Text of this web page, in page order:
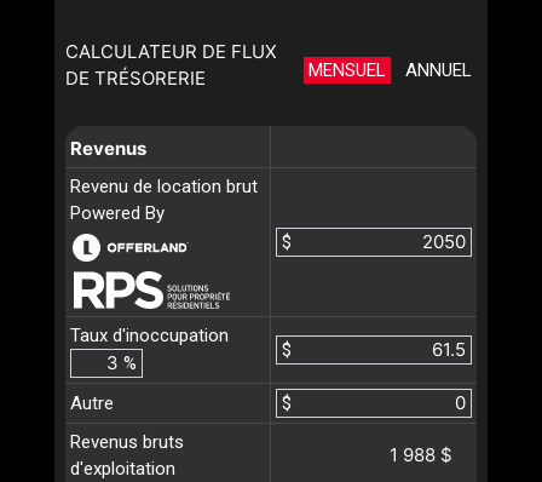
CALCULATEUR DE FLUX
DE TRÉSORERIE
MENSUEL ANNUEL
Revenus
Revenu de location brut
Powered By
$
Taux d'inoccupation
%
$
Autre
$
Revenus bruts
d'exploitation
1 988 $